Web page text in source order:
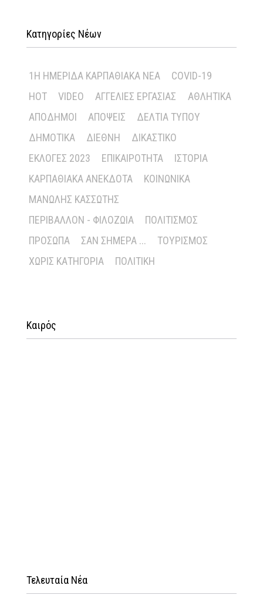
Κατηγορίες Νέων
1Η ΗΜΕΡΊΔΑ ΚΑΡΠΑΘΙΑΚΆ ΝΈΑ
COVID-19
HOT
VIDEO ΑΓΓΕΛΊΕΣ ΕΡΓΑΣΊΑΣ
ΑΘΛΗΤΙΚΆ
ΑΠΌΔΗΜΟΙ
ΑΠΌΨΕΙΣ
ΔΕΛΤΊΑ ΤΎΠΟΥ
ΔΗΜΟΤΙΚΆ
ΔΙΕΘΝΉ
ΔΙΚΑΣΤΙΚΌ
ΕΚΛΟΓΈΣ 2023
ΕΠΙΚΑΙΡΌΤΗΤΑ
ΙΣΤΟΡΊΑ
ΚΑΡΠΑΘΙΑΚΆ ΑΝΈΚΔΟΤΑ
ΚΟΙΝΩΝΙΚΆ
ΜΑΝΏΛΗΣ ΚΑΣΣΏΤΗΣ
ΠΕΡΙΒΆΛΛΟΝ - ΦΙΛΟΖΩΊΑ
ΠΟΛΙΤΙΣΜΌΣ
ΠΡΌΣΩΠΑ
ΣΑΝ ΣΉΜΕΡΑ ...
ΤΟΥΡΙΣΜΌΣ
ΧΩΡΊΣ ΚΑΤΗΓΟΡΊΑ
ΠΟΛΙΤΙΚΉ
Καιρός
Τελευταία Νέα